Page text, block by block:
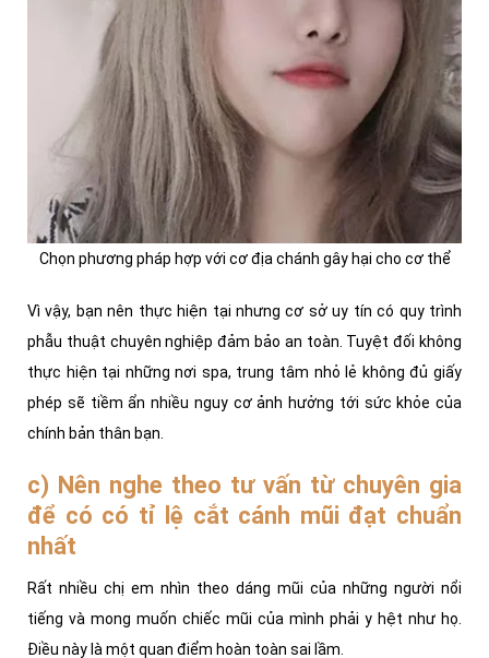
Chọn phương pháp hợp với cơ địa chánh gây hại cho cơ thể
Vì vậy, bạn nên thực hiện tại nhưng cơ sở uy tín có quy trình
phẫu thuật chuyên nghiệp đảm bảo an toàn. Tuyệt đối không
thực hiện tại những nơi spa, trung tâm nhỏ lẻ không đủ giấy
phép sẽ tiềm ẩn nhiều nguy cơ ảnh hưởng tới sức khỏe của
chính bản thân bạn.
c) Nên nghe theo tư vấn từ chuyên gia
để có có tỉ lệ cắt cánh mũi đạt chuẩn
nhất
Rất nhiều chị em nhìn theo dáng mũi của những người nổi
tiếng và mong muốn chiếc mũi của mình phải y hệt như họ.
Điều này là một quan điểm hoàn toàn sai lầm.